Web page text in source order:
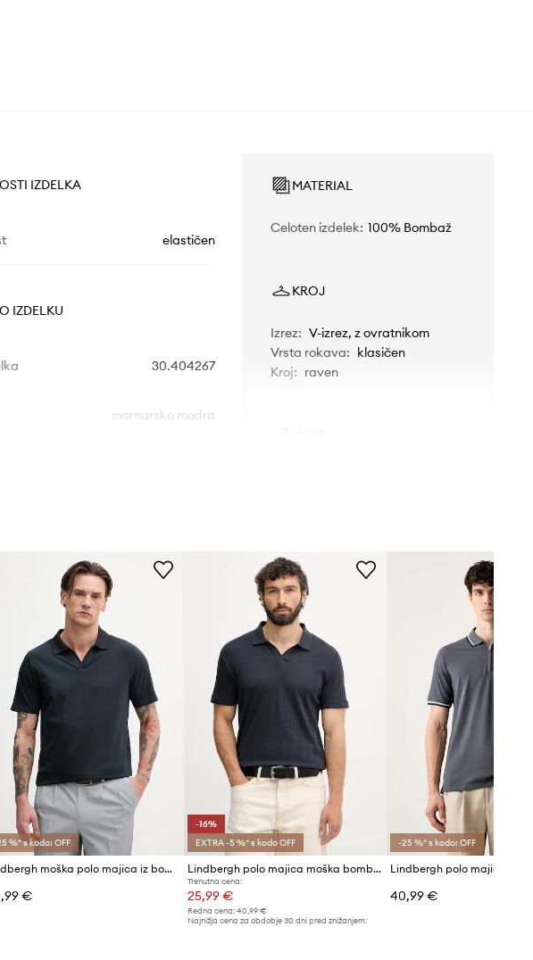
IZDELKA
elastičen
IZDELKU
30.404267
mornarsko modra
MATERIAL
Celoten izdelek: 100% Bombaž
KROJ
Izrez: V-izrez, z ovratnikom
Vrsta rokava: klasičen
Kroj: raven
običajno nosiš.
Tabela velikosti
%* s kodo: OFF
Lindbergh moška polo majica iz bombaža z elastanom
€
-16%
EXTRA -5 %* s kodo OFF
Lindbergh polo majica moška bombažna
Trenutna cena:
25,99 €
Redna cena:40,99 €
Najnižja cena za obdobje 30 dni pred znižanjem:
-25 %* s kodo: OFF
40,99 €